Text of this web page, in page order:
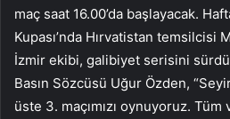
maç saat 16.00’da başlayacak.
Kupası’nda Hırvatistan temsilcisi
İzmir ekibi, galibiyet serisini
Basın Sözcüsü Uğur Özden,
üste 3. maçımızı oynuyoruz.